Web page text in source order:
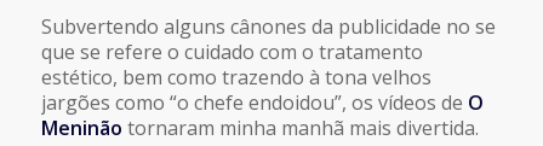
Subvertendo alguns cânones da publicidade no se
que se refere o cuidado com o tratamento
estético, bem como trazendo à tona velhos
jargões como “o chefe endoidou”, os vídeos de O
Meninão tornaram minha manhã mais divertida.